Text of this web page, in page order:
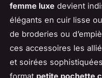
femme luxe devient
élégants en cuir lisse
de broderies ou
ces accessoires les
et soirées
format petite pochette